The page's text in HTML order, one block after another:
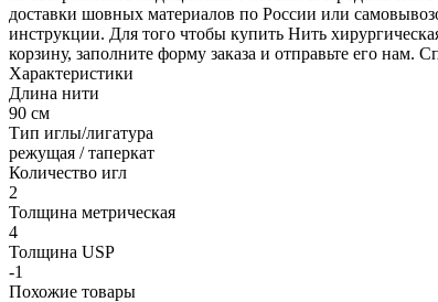
доставки шовных материалов по России или
инструкции. Для того чтобы купить Нить
корзину, заполните форму заказа и отправьте его нам.
Характеристики
Длина нити
90 см
Тип иглы/лигатура
режущая / таперкат
Количество игл
2
Толщина метрическая
4
Толщина USP
-1
Похожие товары